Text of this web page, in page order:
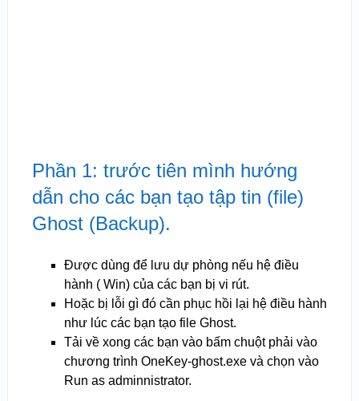
Phần 1: trước tiên mình hướng
dẫn cho các bạn tạo tập tin (file)
Ghost (Backup).
Được dùng để lưu dự phòng nếu hệ điều
hành ( Win) của các bạn bị vi rút.
Hoặc bị lỗi gì đó cần phục hồi lại hệ điều hành
như lúc các bạn tạo file Ghost.
Tải về xong các bạn vào bấm chuột phải vào
chương trình OneKey-ghost.exe và chọn vào
Run as adminnistrator.